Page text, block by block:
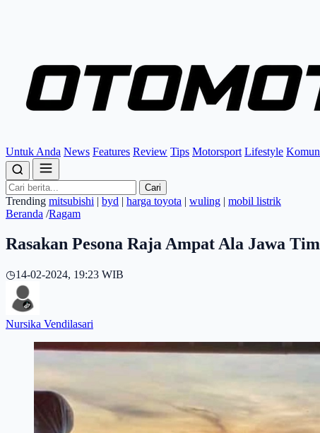
Untuk Anda News Features Review Tips Motorsport Lifestyle
Cari
Trending mitsubishi | byd | harga toyota | wuling | mobil listrik
Beranda /Ragam
Rasakan Pesona Raja Ampat Ala Jawa
◷14-02-2024, 19:23 WIB
Nursika Vendilasari